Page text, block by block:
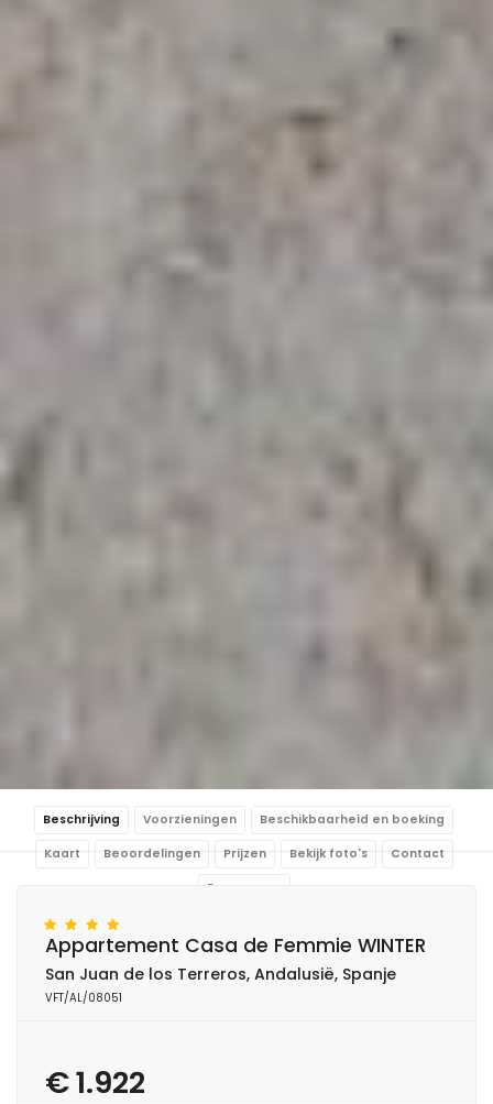
Beschrijving Voorzieningen Beschikbaarheid en boeking
Kaart Beoordelingen Prijzen Bekijk foto's Contact
Reserveren
Appartement Casa de Femmie WINTER
San Juan de los Terreros, Andalusië, Spanje
VFT/AL/08051
€ 1.922